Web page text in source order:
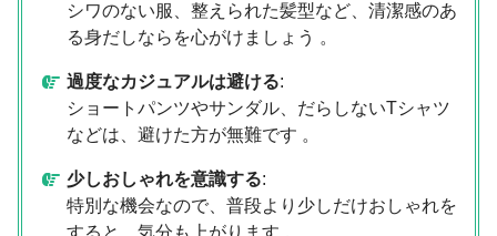
シワのない服、整えられた髪型など、清潔感のあ
る身だしならを心がけましょう 。
過度なカジュアルは避ける:
ショートパンツやサンダル、だらしないTシャツ
などは、避けた方が無難です 。
少しおしゃれを意識する:
特別な機会なので、普段より少しだけおしゃれを
すると、気分も上がります 。